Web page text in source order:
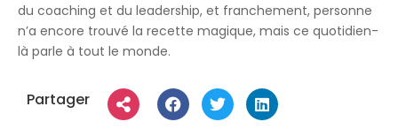
du coaching et du leadership, et franchement, personne
n’a encore trouvé la recette magique, mais ce quotidien-
là parle à tout le monde.
Partager